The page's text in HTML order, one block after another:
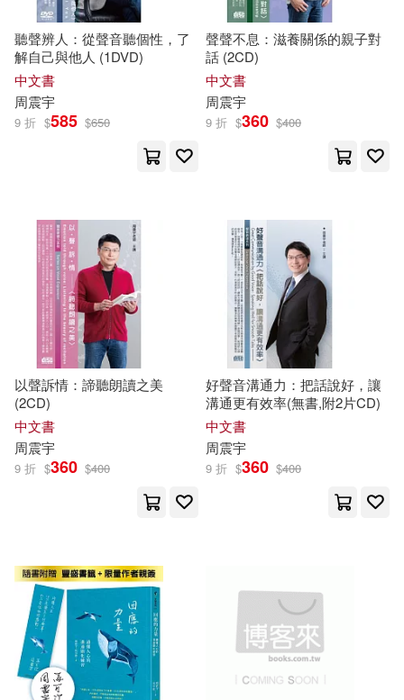
聽聲辨人：從聲音聽個性，了
解自己與他人 (1DVD)
中文書
周震宇
9 折 $585 $650
聲聲不息：滋養關係的親子對
話 (2CD)
中文書
周震宇
9 折 $360 $400
以聲訴情：諦聽朗讀之美
(2CD)
中文書
周震宇
9 折 $360 $400
好聲音溝通力：把話說好，讓
溝通更有效率(無書,附2片CD)
中文書
周震宇
9 折 $360 $400